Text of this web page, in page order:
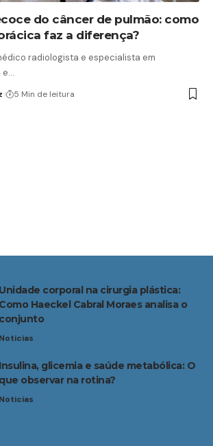
do câncer de pulmão: como
faz a diferença?
radiologista e especialista em
e…
5 Min de leitura
Unidade corporal na cirurgia plástica:
Como Haeckel Cabral Moraes analisa o
conjunto
Noticias
Insulina, glicemia e saúde metabólica: O
que observar na rotina?
Noticias